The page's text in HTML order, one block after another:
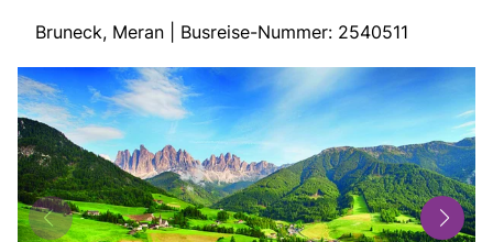
Busreisen
Bus mieten
Gutscheine
Kontakt
Bruneck, Meran | Busreise-Nummer: 2540511